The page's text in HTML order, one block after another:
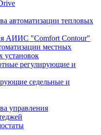
автоматизации тепловых
АИИС "Comfort Contour"
местных
установок
регулирующие и
седельные и
управления